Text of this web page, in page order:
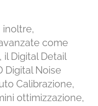
come
il Digital Detail
Digital Noise
Calibrazione,
ottimizzazione,